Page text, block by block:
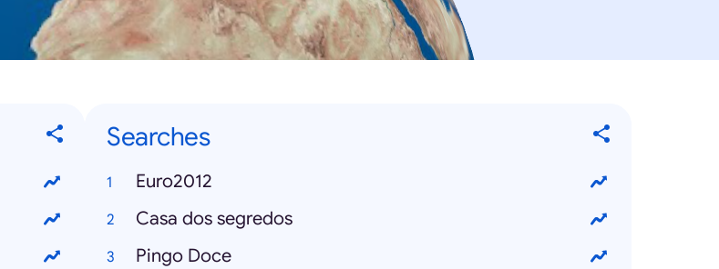
Searches
Euro2012
Casa dos segredos
Pingo Doce